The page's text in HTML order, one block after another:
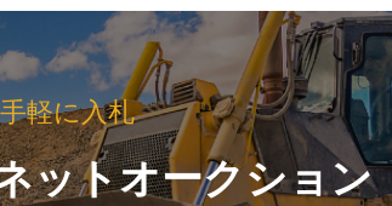
軽に入札
ットオークション